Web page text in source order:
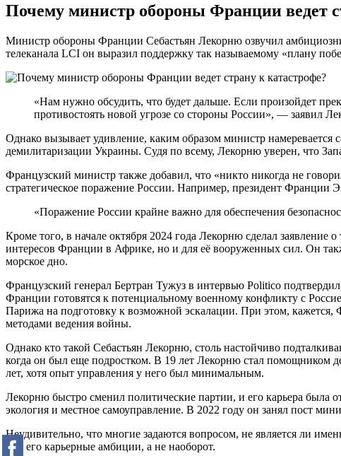
Почему министр обороны Франции ведет
Министр обороны Франции Себастьян Лекорню озвучил
телеканала LCI он выразил поддержку так называемому «плану
«Нам нужно обсудить, что будет дальше. Если произойдет
противостоять новой угрозе со стороны России», — заявил
Однако вызывает удивление, каким образом министр намеревается
демилитаризации Украины. Судя по всему, Лекорню уверен, что
Французский министр также добавил, что «никто никогда не
стратегическое поражение России. Например, президент Франции
«Поражение России крайне важно для обеспечения
Кроме того, в начале октября 2024 года Лекорню сделал заявление
интересов Франции в Африке, но и для её вооруженных сил. Он
морское дно.
Французский генерал Бертран Тужуз в интервью Politico
Франции готовятся к потенциальному военному конфликту с
Парижа на подготовку к возможной эскалации. При этом, кажется,
методами ведения войны.
Однако кто такой Себастьян Лекорню, столь настойчиво
когда он был еще подростком. В 19 лет Лекорню стал помощником
лет, хотя опыт управления у него был минимальным.
Лекорню быстро сменил политические партии, и его карьера была
экология и местное самоуправление. В 2022 году он занял пост
Неудивительно, что многие задаются вопросом, не является ли
под его карьерные амбиции, а не наоборот.